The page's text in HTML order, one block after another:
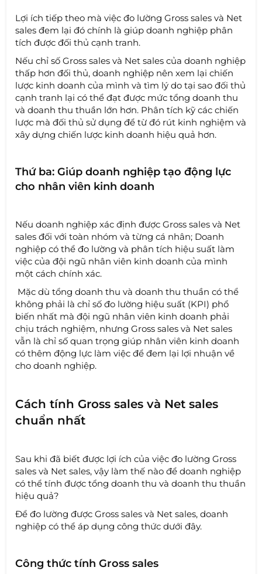
Lợi ích tiếp theo mà việc đo lường Gross sales và Net
sales đem lại đó chính là giúp doanh nghiệp phân
tích được đối thủ cạnh tranh.
Nếu chỉ số Gross sales và Net sales của doanh nghiệp
thấp hơn đối thủ, doanh nghiệp nên xem lại chiến
lược kinh doanh của mình và tìm lý do tại sao đối thủ
cạnh tranh lại có thể đạt được mức tổng doanh thu
và doanh thu thuần lớn hơn. Phân tích kỹ các chiến
lược mà đối thủ sử dụng để từ đó rút kinh nghiệm và
xây dựng chiến lược kinh doanh hiệu quả hơn.
Thứ ba: Giúp doanh nghiệp tạo động lực
cho nhân viên kinh doanh
Nếu doanh nghiệp xác định được Gross sales và Net
sales đối với toàn nhóm và từng cá nhân; Doanh
nghiệp có thể đo lường và phân tích hiệu suất làm
việc của đội ngũ nhân viên kinh doanh của mình
một cách chính xác.
Mặc dù tổng doanh thu và doanh thu thuần có thể
không phải là chỉ số đo lường hiệu suất (KPI) phổ
biến nhất mà đội ngũ nhân viên kinh doanh phải
chịu trách nghiệm, nhưng Gross sales và Net sales
vẫn là chỉ số quan trọng giúp nhân viên kinh doanh
có thêm động lực làm việc để đem lại lợi nhuận về
cho doanh nghiệp.
Cách tính Gross sales và Net sales
chuẩn nhất
Sau khi đã biết được lợi ích của việc đo lường Gross
sales và Net sales, vậy làm thế nào để doanh nghiệp
có thể tính được tổng doanh thu và doanh thu thuần
hiệu quả?
Để đo lường được Gross sales và Net sales, doanh
nghiệp có thể áp dụng công thức dưới đây.
Công thức tính Gross sales